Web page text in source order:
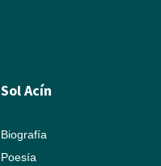
Sol Acín
Biografía
Poesía